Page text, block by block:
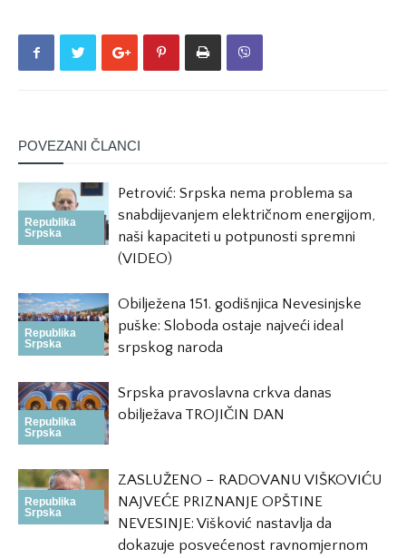
POVEZANI ČLANCI
Republika
Srpska
Petrović: Srpska nema problema sa
snabdijevanjem električnom energijom,
naši kapaciteti u potpunosti spremni
(VIDEO)
Republika
Srpska
Obilježena 151. godišnjica Nevesinjske
puške: Sloboda ostaje najveći ideal
srpskog naroda
Republika
Srpska
Srpska pravoslavna crkva danas
obilježava TROJIČIN DAN
Republika
Srpska
ZASLUŽENO – RADOVANU VIŠKOVIĆU
NAJVEĆE PRIZNANJE OPŠTINE
NEVESINJE: Višković nastavlja da
dokazuje posvećenost ravnomjernom